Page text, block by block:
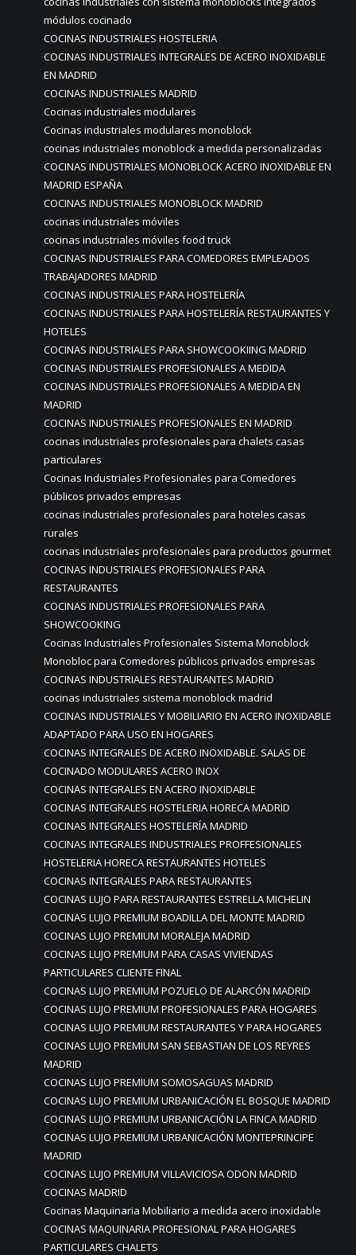
módulos cocinado
COCINAS INDUSTRIALES HOSTELERIA
COCINAS INDUSTRIALES INTEGRALES DE ACERO INOXIDABLE
EN MADRID
COCINAS INDUSTRIALES MADRID
Cocinas industriales modulares
Cocinas industriales modulares monoblock
cocinas industriales monoblock a medida personalizadas
COCINAS INDUSTRIALES MONOBLOCK ACERO INOXIDABLE EN
MADRID ESPAÑA
COCINAS INDUSTRIALES MONOBLOCK MADRID
cocinas industriales móviles
cocinas industriales móviles food truck
COCINAS INDUSTRIALES PARA COMEDORES EMPLEADOS
TRABAJADORES MADRID
COCINAS INDUSTRIALES PARA HOSTELERÍA
COCINAS INDUSTRIALES PARA HOSTELERÍA RESTAURANTES Y
HOTELES
COCINAS INDUSTRIALES PARA SHOWCOOKIING MADRID
COCINAS INDUSTRIALES PROFESIONALES A MEDIDA
COCINAS INDUSTRIALES PROFESIONALES A MEDIDA EN
MADRID
COCINAS INDUSTRIALES PROFESIONALES EN MADRID
cocinas industriales profesionales para chalets casas
particulares
Cocinas Industriales Profesionales para Comedores
públicos privados empresas
cocinas industriales profesionales para hoteles casas
rurales
cocinas industriales profesionales para productos gourmet
COCINAS INDUSTRIALES PROFESIONALES PARA
RESTAURANTES
COCINAS INDUSTRIALES PROFESIONALES PARA
SHOWCOOKING
Cocinas Industriales Profesionales Sistema Monoblock
Monobloc para Comedores públicos privados empresas
COCINAS INDUSTRIALES RESTAURANTES MADRID
cocinas industriales sistema monoblock madrid
COCINAS INDUSTRIALES Y MOBILIARIO EN ACERO INOXIDABLE
ADAPTADO PARA USO EN HOGARES
COCINAS INTEGRALES DE ACERO INOXIDABLE. SALAS DE
COCINADO MODULARES ACERO INOX
COCINAS INTEGRALES EN ACERO INOXIDABLE
COCINAS INTEGRALES HOSTELERIA HORECA MADRID
COCINAS INTEGRALES HOSTELERÍA MADRID
COCINAS INTEGRALES INDUSTRIALES PROFFESIONALES
HOSTELERIA HORECA RESTAURANTES HOTELES
COCINAS INTEGRALES PARA RESTAURANTES
COCINAS LUJO PARA RESTAURANTES ESTRELLA MICHELIN
COCINAS LUJO PREMIUM BOADILLA DEL MONTE MADRID
COCINAS LUJO PREMIUM MORALEJA MADRID
COCINAS LUJO PREMIUM PARA CASAS VIVIENDAS
PARTICULARES CLIENTE FINAL
COCINAS LUJO PREMIUM POZUELO DE ALARCÓN MADRID
COCINAS LUJO PREMIUM PROFESIONALES PARA HOGARES
COCINAS LUJO PREMIUM RESTAURANTES Y PARA HOGARES
COCINAS LUJO PREMIUM SAN SEBASTIAN DE LOS REYRES
MADRID
COCINAS LUJO PREMIUM SOMOSAGUAS MADRID
COCINAS LUJO PREMIUM URBANICACIÓN EL BOSQUE MADRID
COCINAS LUJO PREMIUM URBANICACIÓN LA FINCA MADRID
COCINAS LUJO PREMIUM URBANICACIÓN MONTEPRINCIPE
MADRID
COCINAS LUJO PREMIUM VILLAVICIOSA ODON MADRID
COCINAS MADRID
Cocinas Maquinaria Mobiliario a medida acero inoxidable
COCINAS MAQUINARIA PROFESIONAL PARA HOGARES
PARTICULARES CHALETS